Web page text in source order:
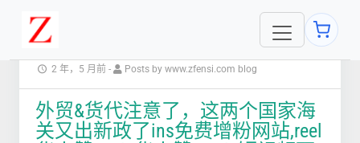
2 年，5 月前 - Posts by www.zfensi.com blog
外贸&货代注意了，这两个国家海
关又出新政了ins免费增粉网站,reel